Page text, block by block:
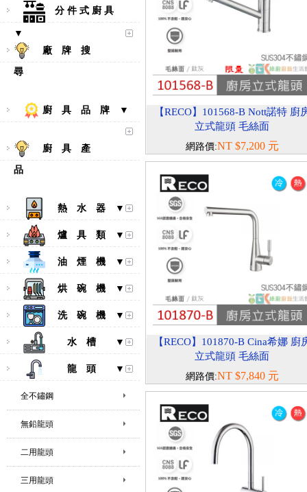
分 件 式 廚 具
▼
廠 牌 搜
尋
廚 具 品 牌 ▼
廚 具 產
品
熱 水 器 ▼
爐 具 類 ▼
油 煙 機 ▼
烘 碗 機 ▼
洗 碗 機 ▼
水 槽 ▼
龍 頭 ▼
全不鏽鋼
無鉛龍頭
二用龍頭
三用龍頭
【RECO】101568-B Nott諾特 廚
立式龍頭 毛絲面
網路價:NT $7,200 元
【RECO】101870-B Cina希娜 廚
立式龍頭 毛絲面
網路價:NT $7,840 元